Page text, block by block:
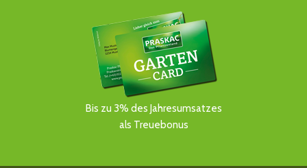
Bis zu 3% des Jahresumsatzes
als Treuebonus